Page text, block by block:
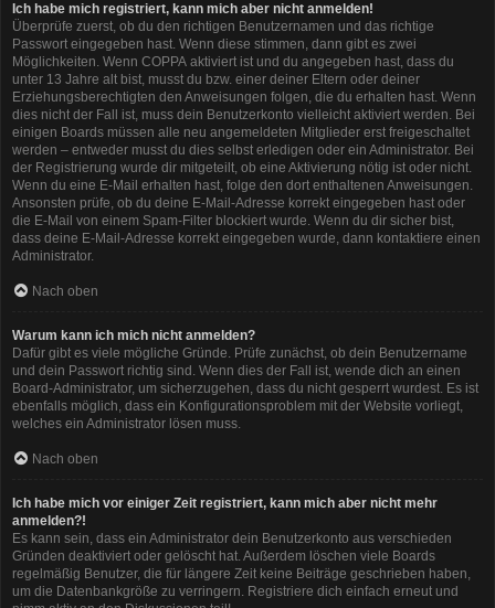
Ich habe mich registriert, kann mich aber nicht anmelden!
Überprüfe zuerst, ob du den richtigen Benutzernamen und das richtige
Passwort eingegeben hast. Wenn diese stimmen, dann gibt es zwei
Möglichkeiten. Wenn COPPA aktiviert ist und du angegeben hast, dass du
unter 13 Jahre alt bist, musst du bzw. einer deiner Eltern oder deiner
Erziehungsberechtigten den Anweisungen folgen, die du erhalten hast. Wenn
dies nicht der Fall ist, muss dein Benutzerkonto vielleicht aktiviert werden. Bei
einigen Boards müssen alle neu angemeldeten Mitglieder erst freigeschaltet
werden – entweder musst du dies selbst erledigen oder ein Administrator. Bei
der Registrierung wurde dir mitgeteilt, ob eine Aktivierung nötig ist oder nicht.
Wenn du eine E-Mail erhalten hast, folge den dort enthaltenen Anweisungen.
Ansonsten prüfe, ob du deine E-Mail-Adresse korrekt eingegeben hast oder
die E-Mail von einem Spam-Filter blockiert wurde. Wenn du dir sicher bist,
dass deine E-Mail-Adresse korrekt eingegeben wurde, dann kontaktiere einen
Administrator.
Nach oben
Warum kann ich mich nicht anmelden?
Dafür gibt es viele mögliche Gründe. Prüfe zunächst, ob dein Benutzername
und dein Passwort richtig sind. Wenn dies der Fall ist, wende dich an einen
Board-Administrator, um sicherzugehen, dass du nicht gesperrt wurdest. Es ist
ebenfalls möglich, dass ein Konfigurationsproblem mit der Website vorliegt,
welches ein Administrator lösen muss.
Nach oben
Ich habe mich vor einiger Zeit registriert, kann mich aber nicht mehr
anmelden?!
Es kann sein, dass ein Administrator dein Benutzerkonto aus verschieden
Gründen deaktiviert oder gelöscht hat. Außerdem löschen viele Boards
regelmäßig Benutzer, die für längere Zeit keine Beiträge geschrieben haben,
um die Datenbankgröße zu verringern. Registriere dich einfach erneut und